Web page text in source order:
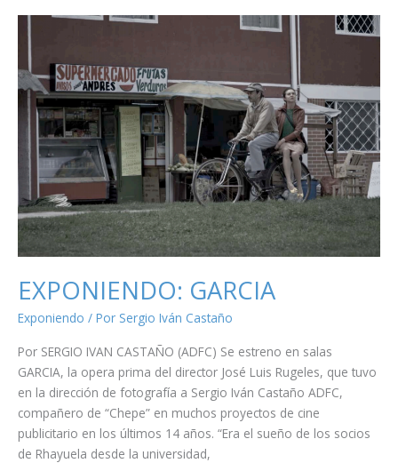
TELENOVELA
EXPONIENDO: GARCIA
Exponiendo / Por Sergio Iván Castaño
Por SERGIO IVAN CASTAÑO (ADFC) Se estreno en salas
GARCIA, la opera prima del director José Luis Rugeles, que tuvo
en la dirección de fotografía a Sergio Iván Castaño ADFC,
compañero de “Chepe” en muchos proyectos de cine
publicitario en los últimos 14 años. “Era el sueño de los socios
de Rhayuela desde la universidad,